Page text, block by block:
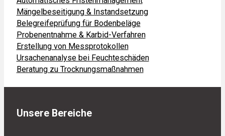
Mängelbeseitigung & Instandsetzung
Belegreifeprüfung für Bodenbeläge
Probenentnahme & Karbid-Verfahren
Erstellung von Messprotokollen
Ursachenanalyse bei Feuchteschäden
Beratung zu Trocknungsmaßnahmen
Unsere Bereiche